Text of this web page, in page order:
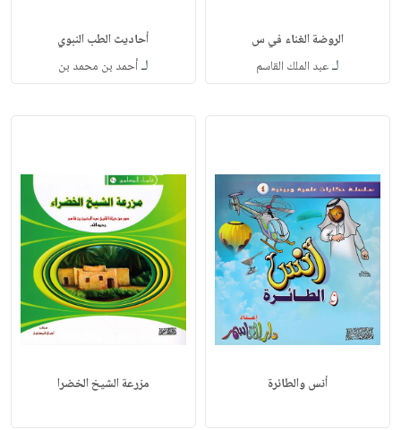
الروضة الغناء في س
لـعبد الملك القاسم
أحاديث الطب النبوي
لـأحمد بن محمد بن
أنس والطائرة مزرعة الشيخ الخضرا